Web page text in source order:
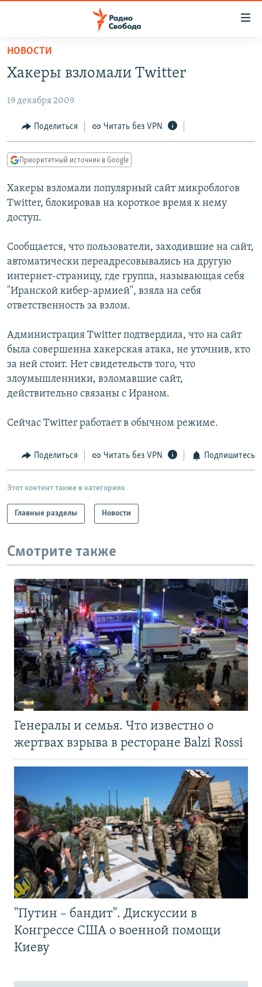
упрощенного
доступа
содержанию
Вернутся
навигации
Вернутся
ПОДКАСТЫ
АВТОРСКИЕ ПРОЕКТЫ
ЦИТАТЫ СВОБОДЫ
КУЛЬТУРА
IDEL.РЕАЛИИ
КАВКАЗ.РЕАЛИИ
СИБИРЬ.РЕАЛИИ
РАСПИСАНИЕ ВЕЩАНИЯ
ПОДПИШИТЕСЬ НА РАССЫЛКУ
НОВОСТИ
Хакеры взломали Twitter
19 декабря 2009
Поделиться Читать без VPN
Приоритетный источник в Google
Хакеры взломали популярный сайт микроблогов
Twitter, блокировав на короткое время к нему
доступ.
Сообщается, что пользователи, заходившие на сайт,
автоматически переадресовывались на другую
интернет-страницу, где группа, называющая себя
"Иранской кибер-армией", взяла на себя
ответственность за взлом.
Администрация Twitter подтвердила, что на сайт
была совершенна хакерская атака, не уточнив, кто
за ней стоит. Нет свидетельств того, что
злоумышленники, взломавшие сайт,
действительно связаны с Ираном.
Сейчас Twitter работает в обычном режиме.
Поделиться Читать без VPN Подпишитесь
Этот контент также в категориях
Главные разделы Новости
Смотрите также
Генералы и семья. Что известно о
жертвах взрыва в ресторане Balzi Rossi
"Путин – бандит". Дискуссии в
Конгрессе США о военной помощи
Киеву